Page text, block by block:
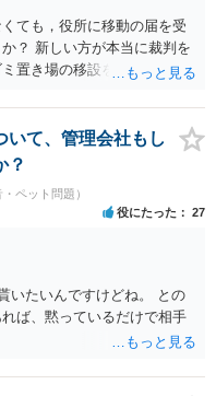
ても，役所に移動の届を受
？ 新しい方が本当に裁判を
置き場の移設を求める法的
いて、管理会社もし
？
ペット問題）
役にたった 27
いたいんですけどね。 との
ば、黙っているだけで相手